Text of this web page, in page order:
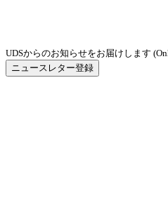
UDSからのお知らせをお届けします
ニュースレター登録